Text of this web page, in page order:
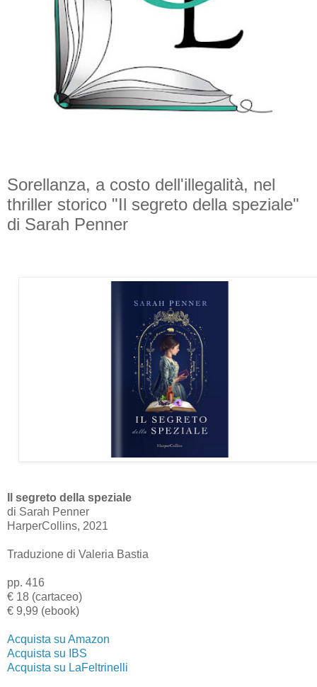
Sorellanza, a costo dell'illegalità, nel
thriller storico "Il segreto della speziale"
di Sarah Penner
Il segreto della speziale
di Sarah Penner
HarperCollins, 2021
Traduzione di Valeria Bastia
pp. 416
€ 18 (cartaceo)
€ 9,99 (ebook)
Acquista su Amazon
Acquista su IBS
Acquista su LaFeltrinelli